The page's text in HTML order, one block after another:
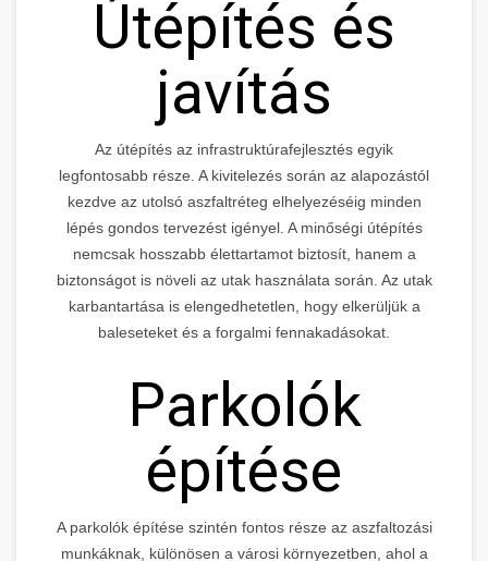
Útépítés és
javítás
Az útépítés az infrastruktúrafejlesztés egyik
legfontosabb része. A kivitelezés során az alapozástól
kezdve az utolsó aszfaltréteg elhelyezéséig minden
lépés gondos tervezést igényel. A minőségi útépítés
nemcsak hosszabb élettartamot biztosít, hanem a
biztonságot is növeli az utak használata során. Az utak
karbantartása is elengedhetetlen, hogy elkerüljük a
baleseteket és a forgalmi fennakadásokat.
Parkolók
építése
A parkolók építése szintén fontos része az aszfaltozási
munkáknak, különösen a városi környezetben, ahol a